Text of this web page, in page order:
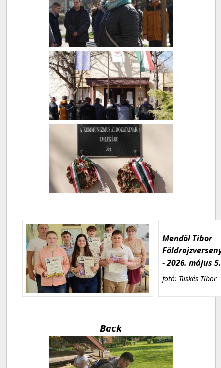
Mendöl Tibor
- 2026. május 5.
fotó: Tüskés Tibor
Back